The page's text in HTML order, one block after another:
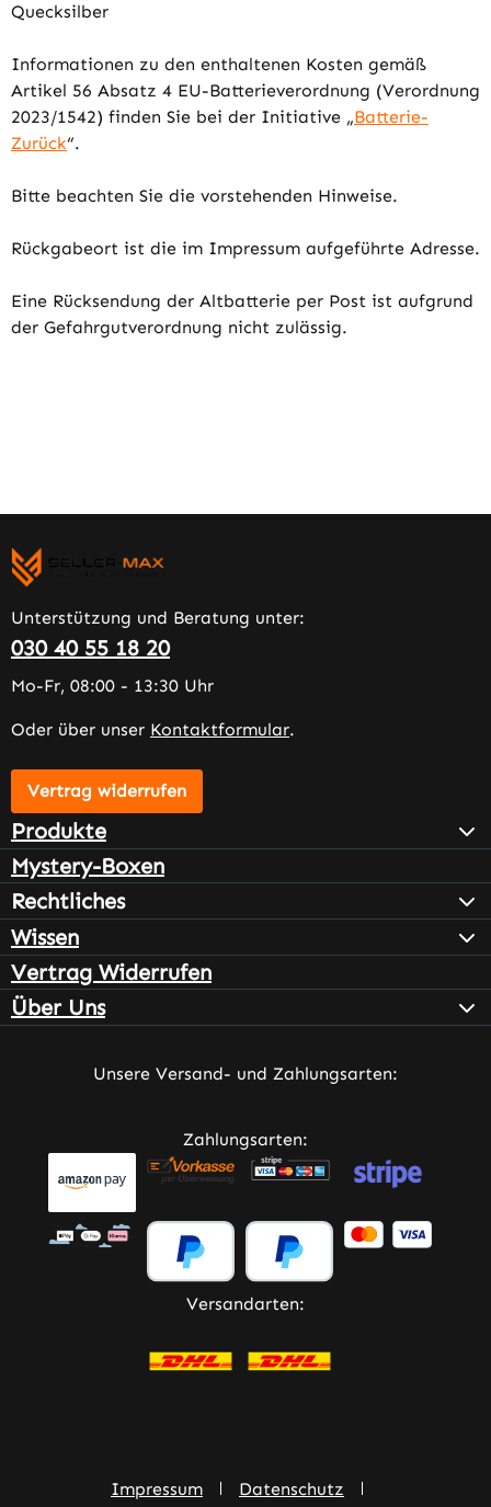
Quecksilber
Informationen zu den enthaltenen Kosten gemäß
Artikel 56 Absatz 4 EU-Batterieverordnung (Verordnung
2023/1542) finden Sie bei der Initiative „Batterie-
Zurück“.
Bitte beachten Sie die vorstehenden Hinweise.
Rückgabeort ist die im Impressum aufgeführte Adresse.
Eine Rücksendung der Altbatterie per Post ist aufgrund
der Gefahrgutverordnung nicht zulässig.
Unterstützung und Beratung unter:
030 40 55 18 20
Mo-Fr, 08:00 - 13:30 Uhr
Oder über unser Kontaktformular.
Vertrag widerrufen
Produkte
Mystery-Boxen
Rechtliches
Wissen
Vertrag Widerrufen
Über Uns
Unsere Versand- und Zahlungsarten:
Zahlungsarten:
Versandarten:
Impressum Datenschutz